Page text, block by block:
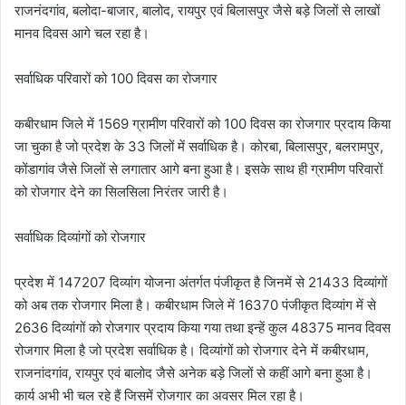
राजनंदगांव, बलोदा-बाजार, बालोद, रायपुर एवं बिलासपुर जैसे बड़े जिलों से लाखों
मानव दिवस आगे चल रहा है।
सर्वाधिक परिवारों को 100 दिवस का रोजगार
कबीरधाम जिले में 1569 ग्रामीण परिवारों को 100 दिवस का रोजगार प्रदाय किया
जा चुका है जो प्रदेश के 33 जिलों में सर्वाधिक है। कोरबा, बिलासपुर, बलरामपुर,
कोंडागांव जैसे जिलों से लगातार आगे बना हुआ है। इसके साथ ही ग्रामीण परिवारों
को रोजगार देने का सिलसिला निरंतर जारी है।
सर्वाधिक दिव्यांगों को रोजगार
प्रदेश में 147207 दिव्यांग योजना अंतर्गत पंजीकृत है जिनमें से 21433 दिव्यांगों
को अब तक रोजगार मिला है। कबीरधाम जिले में 16370 पंजीकृत दिव्यांग में से
2636 दिव्यांगों को रोजगार प्रदाय किया गया तथा इन्हें कुल 48375 मानव दिवस
रोजगार मिला है जो प्रदेश सर्वाधिक है। दिव्यांगों को रोजगार देने में कबीरधाम,
राजनांदगांव, रायपुर एवं बालोद जैसे अनेक बड़े जिलों से कहीं आगे बना हुआ है।
कार्य अभी भी चल रहे हैं जिसमें रोजगार का अवसर मिल रहा है।